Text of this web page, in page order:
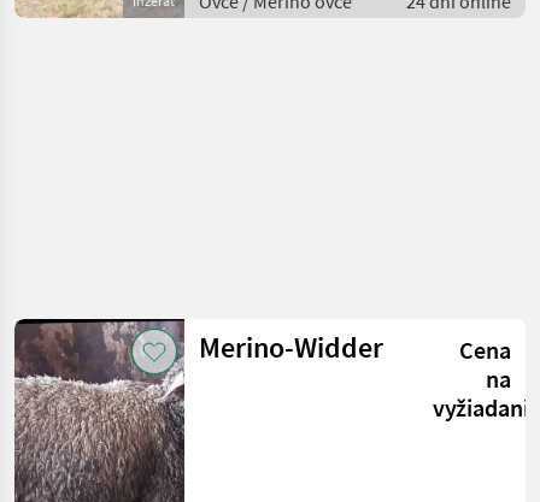
Merino-Widder
Cena
na